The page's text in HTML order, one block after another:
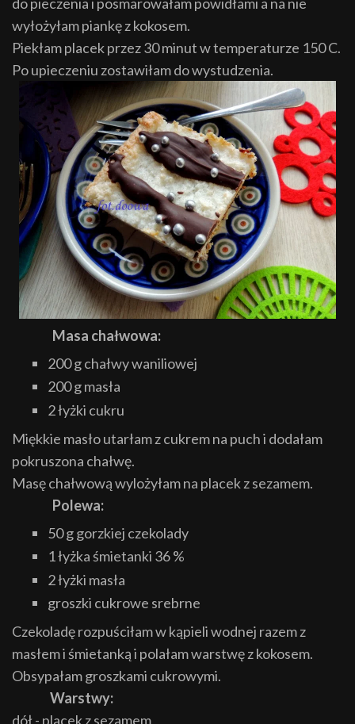
wyłożyłam piankę z kokosem.
Piekłam placek przez 30 minut w temperaturze 150 C.
Po upieczeniu zostawiłam do wystudzenia.
Masa chałwowa:
200 g chałwy waniliowej
200 g masła
2 łyżki cukru
Miękkie masło utarłam z cukrem na puch i dodałam
pokruszona chałwę.
Masę chałwową wylożyłam na placek z sezamem.
Polewa:
50 g gorzkiej czekolady
1 łyżka śmietanki 36 %
2 łyżki masła
groszki cukrowe srebrne
Czekoladę rozpuściłam w kąpieli wodnej razem z
masłem i śmietanką i polałam warstwę z kokosem.
Obsypałam groszkami cukrowymi.
Warstwy:
dół - placek z sezamem